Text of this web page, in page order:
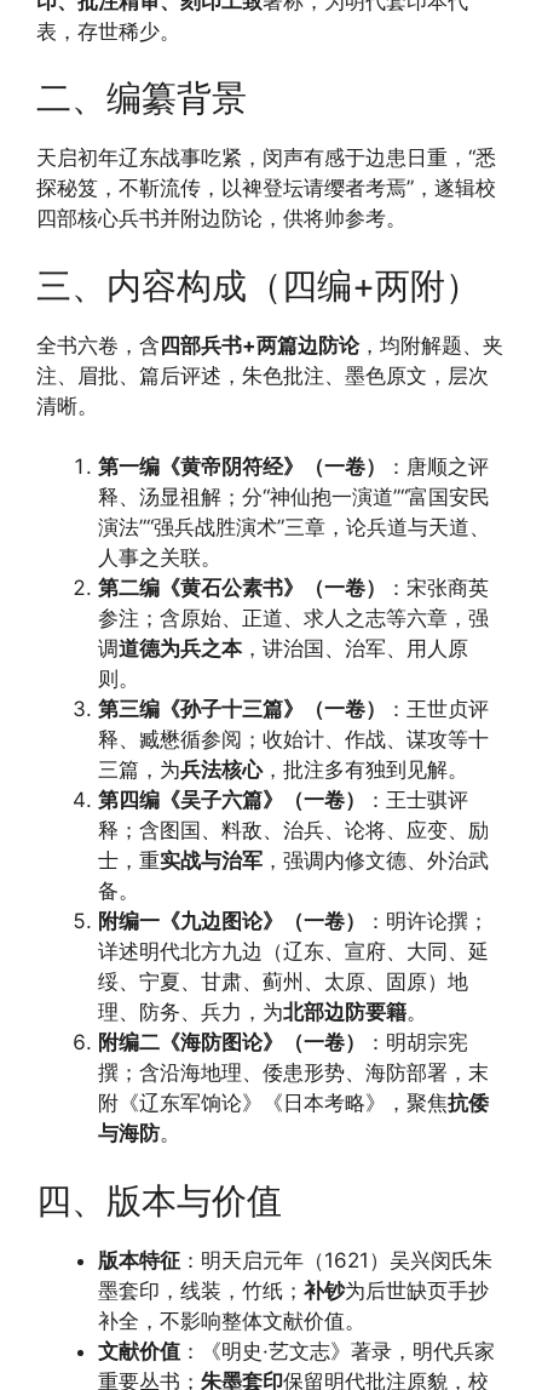
表，存世稀少。
二、编纂背景
天启初年辽东战事吃紧，闵声有感于边患日重，“悉
探秘笈，不靳流传，以裨登坛请缨者考焉”，遂辑校
四部核心兵书并附边防论，供将帅参考。
三、内容构成（四编+两附）
全书六卷，含四部兵书+两篇边防论，均附解题、夹
注、眉批、篇后评述，朱色批注、墨色原文，层次
清晰。
第一编《黄帝阴符经》（一卷）
：唐顺之评
释、汤显祖解；分“神仙抱一演道”“富国安民
演法”“强兵战胜演术”三章，论兵道与天道、
人事之关联。
第二编《黄石公素书》（一卷）
：宋张商英
参注；含原始、正道、求人之志等六章，强
调道德为兵之本，讲治国、治军、用人原
则。
第三编《孙子十三篇》（一卷）
：王世贞评
释、臧懋循参阅；收始计、作战、谋攻等十
三篇，为兵法核心，批注多有独到见解。
第四编《吴子六篇》（一卷）
：王士骐评
释；含图国、料敌、治兵、论将、应变、励
士，重实战与治军 ，强调内修文德、外治武
备。
附编一《九边图论》（一卷）
：明许论撰；
详述明代北方九边（辽东、宣府、大同、延
绥、宁夏、甘肃、蓟州、太原、固原）地
理、防务、兵力，为北部边防要籍。
附编二《海防图论》（一卷）
：明胡宗宪
撰；含沿海地理、倭患形势、海防部署，末
附《辽东军饷论》《日本考略》，聚焦抗倭
与海防。
四、版本与价值
版本特征 ：明天启元年（1621）吴兴闵氏朱
墨套印，线装，竹纸； 补钞为后世缺页手抄
补全，不影响整体文献价值。
文献价值 ：《明史·艺文志》著录，明代兵家
重要丛书； 朱墨套印保留明代批注原貌，校